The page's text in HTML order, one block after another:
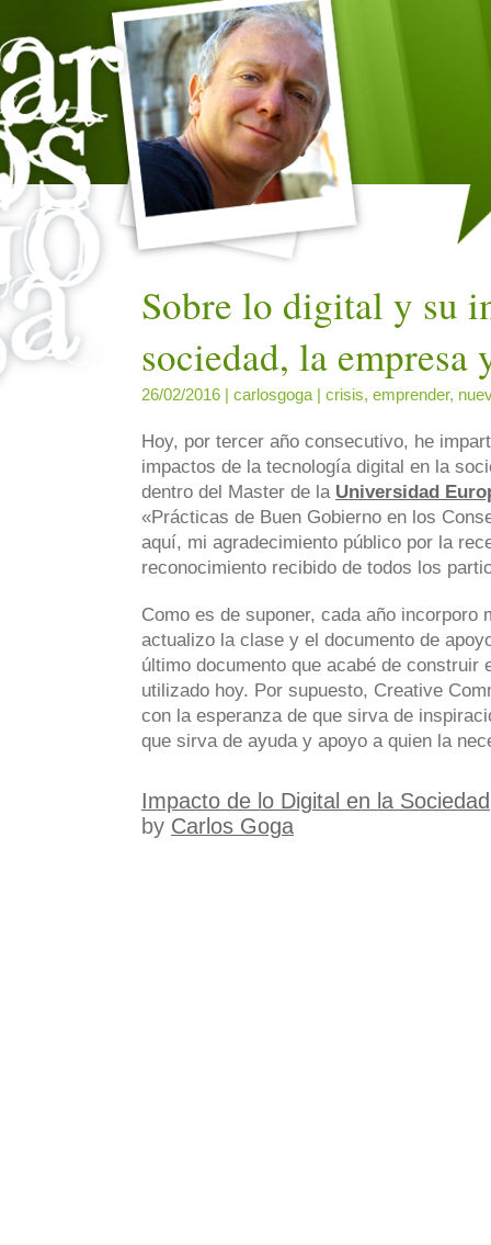
Sobre lo digital y su
sociedad, la
26/02/2016 | carlosgoga | crisis, emprender,
Hoy, por tercer año consecutivo, he
impactos de la tecnología digital en la
dentro del Master de la Universidad
«Prácticas de Buen Gobierno en los
aquí, mi agradecimiento público por la
reconocimiento recibido de todos los
Como es de suponer, cada año incorporo
actualizo la clase y el documento de
último documento que acabé de construir
utilizado hoy. Por supuesto, Creative
con la esperanza de que sirva de
que sirva de ayuda y apoyo a quien la
Impacto de lo Digital en la
by Carlos Goga